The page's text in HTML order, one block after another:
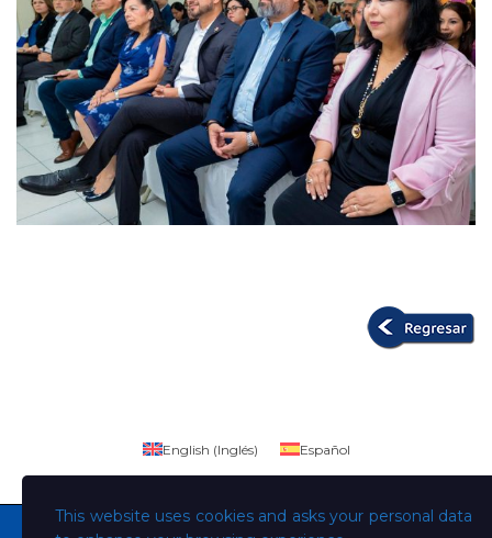
This website uses cookies and asks your personal data
English (Inglés) Español